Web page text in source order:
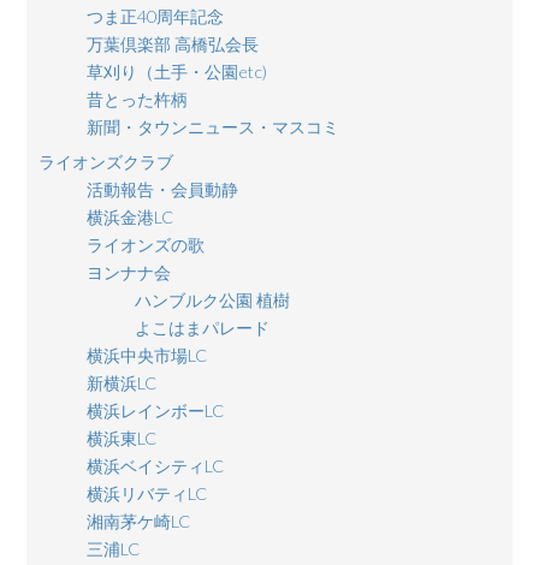
つま正40周年記念
万葉倶楽部 高橋弘会長
草刈り（土手・公園etc)
昔とった杵柄
新聞・タウンニュース・マスコミ
ライオンズクラブ
活動報告・会員動静
横浜金港LC
ライオンズの歌
ヨンナナ会
ハンブルク公園 植樹
よこはまパレード
横浜中央市場LC
新横浜LC
横浜レインボーLC
横浜東LC
横浜ベイシティLC
横浜リバティLC
湘南茅ケ崎LC
三浦LC